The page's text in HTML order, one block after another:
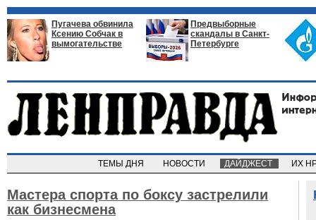
Пугачева обвинила
Ксению Собчак в
вымогательстве
Предвыборные
скандалы в Санкт-
Петербурге
ТЕМЫ ДНЯ НОВОСТИ ДАЙДЖЕСТ ИХ
Мастера спорта по боксу застрелили
как бизнесмена